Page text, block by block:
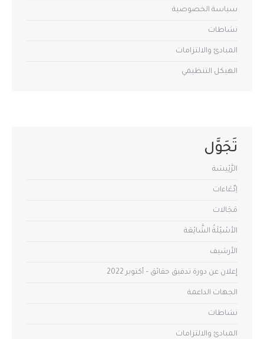
سياسة الخصوصية
نشاطات
المبادئ والالتزامات
الهيكل التنظيمي
تَجَوَّل
الرَّئِيسَة
اِدِّعَاءات
مَجَالات
الأسْئِلَةُ الشَّائِعَة
الأرشيف
إعلان عن دورة تدقيق حقائق – أكتوبر 2022
الجهات الداعمة
نشاطات
المبادئ والالتزامات